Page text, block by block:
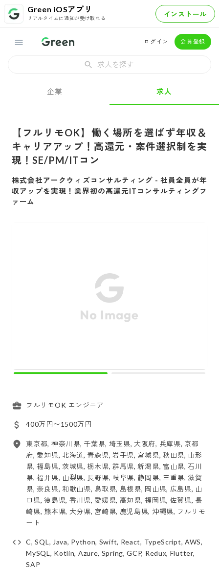
Green iOSアプリ
リアルタイムに通知が受け取れる インストール
ログイン 会員登録
求人を探す
企業 求人
【フルリモOK】働く場所を選ばず年収＆
キャリアアップ！高還元・案件選択制を実
現！SE/PM/ITコン
株式会社アークウィズコンサルティング - 社員全員が年
収アップを実現！業界初の高還元ITコンサルティングフ
ァーム
フルリモOK エンジニア
400万円〜1500万円
東京都, 神奈川県, 千葉県, 埼玉県, 大阪府, 兵庫県, 京都
府, 愛知県, 北海道, 青森県, 岩手県, 宮城県, 秋田県, 山形
県, 福島県, 茨城県, 栃木県, 群馬県, 新潟県, 富山県, 石川
県, 福井県, 山梨県, 長野県, 岐阜県, 静岡県, 三重県, 滋賀
県, 奈良県, 和歌山県, 鳥取県, 島根県, 岡山県, 広島県, 山
口県, 徳島県, 香川県, 愛媛県, 高知県, 福岡県, 佐賀県, 長
崎県, 熊本県, 大分県, 宮崎県, 鹿児島県, 沖縄県, フルリモ
ート
C, SQL, Java, Python, Swift, React, TypeScript, AWS,
MySQL, Kotlin, Azure, Spring, GCP, Redux, Flutter,
SAP